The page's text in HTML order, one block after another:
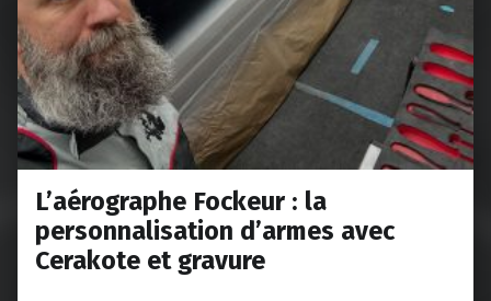
L’aérographe Fockeur : la
personnalisation d’armes avec
Cerakote et gravure